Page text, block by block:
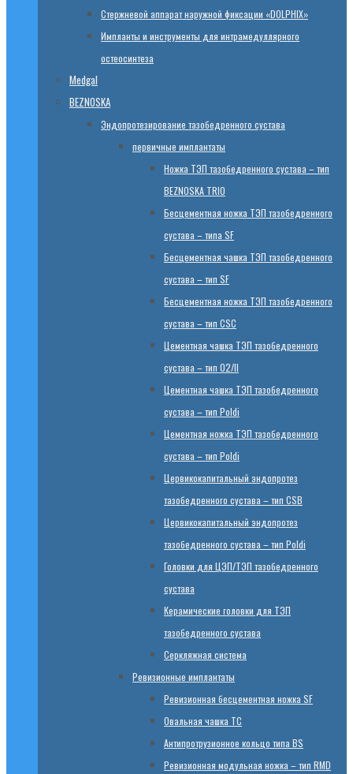
Стержневой аппарат наружной фиксации «DOLPHIX»
Импланты и инструменты для интрамедуллярного
остеосинтеза
Medgal
BEZNOSKA
Эндопротезированиe тазобедренного сустава
первичные имплантаты
Ножка ТЭП тазобедренного сустава – тип
BEZNOSKA TRIO
Бесцементная ножка ТЭП тазобедренного
сустава – типа SF
Бесцементная чашка ТЭП тазобедренного
сустава – тип SF
Бесцементная ножка ТЭП тазобедренного
сустава – тип CSC
Цементная чашка ТЭП тазобедренного
сустава – тип 02/II
Цементная чашка ТЭП тазобедренного
сустава – тип Poldi
Цементная ножка ТЭП тазобедренного
сустава – тип Poldi
Цервикокапитальный эндопротез
тазобедренного сустава – тип CSB
Цервикокапитальный эндопротез
тазобедренного сустава – тип Poldi
Головки для ЦЭП/ТЭП тазобедренного
сустава
Керамические головки для ТЭП
тазобедренного сустава
Серкляжная система
Ревизионные имплантаты
Ревизионная бесцементная ножка SF
Овальная чашка TC
Антипротрузионное кольцо типа BS
Ревизионная модульная ножка – тип RMD